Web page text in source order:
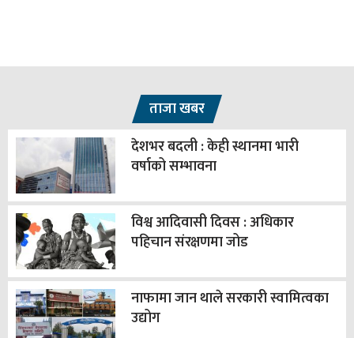
ताजा खबर
देशभर बदली : केही स्थानमा भारी
वर्षाको सम्भावना
विश्व आदिवासी दिवस : अधिकार
पहिचान संरक्षणमा जोड
नाफामा जान थाले सरकारी स्वामित्वका
उद्योग